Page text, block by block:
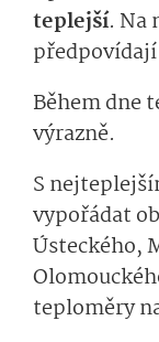
teplejší. Na
Během dne
výrazně.
S
vypořádat
Ústeckého,
teploměry